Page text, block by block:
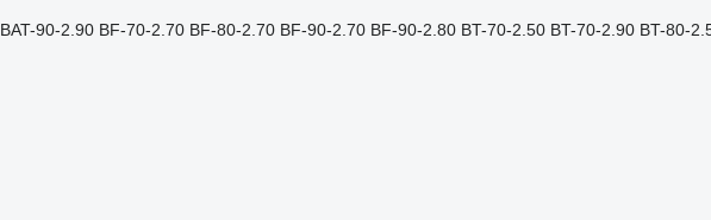
BAT-90-2.90 BF-70-2.70 BF-80-2.70 BF-90-2.70 BF-90-2.80 BT-70-2.50 BT-70-2.90 BT-80-